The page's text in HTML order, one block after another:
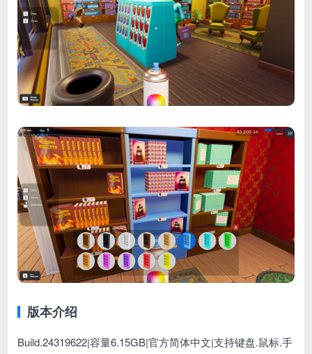
版本介绍
Build.24319622|容量6.15GB|官方简体中文|支持键盘.鼠标.手